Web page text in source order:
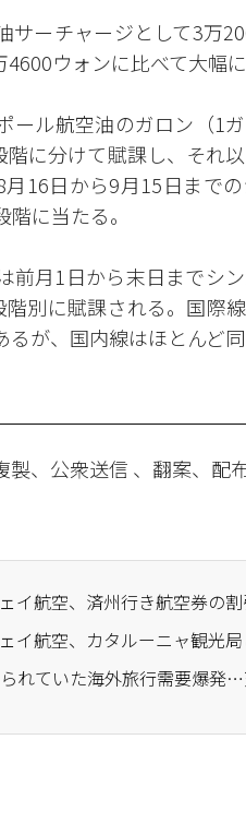
サーチャージとして3万
ウォンに比べて大幅
ール航空油のガロン（1
に分けて賦課し、それ
16日から9月15日まで
に当たる。
前月1日から末日までシ
別に賦課される。国際
が、国内線はほとんど同
、公衆送信 、翻案、配
イ航空、済州行き航空券の
イ航空、カタルーニャ観光
れていた海外旅行需要爆発